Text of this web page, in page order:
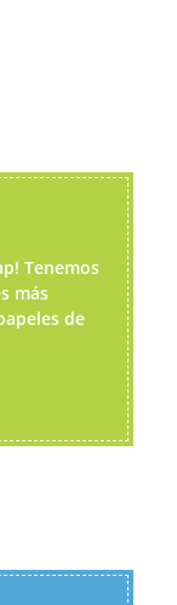
Tenemos
más
de